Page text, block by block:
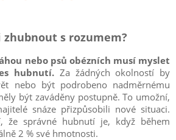
zhubnout s rozumem?
nebo psů obézních musí myslet
hubnutí. Za žádných okolností by
nebo být podrobeno nadměrnému
být zaváděny postupně. To umožní,
snáze přizpůsobili nové situaci.
že správné hubnutí je, když během
2 % své hmotnosti.